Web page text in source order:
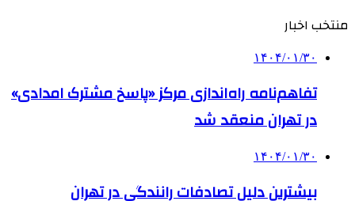
منتخب اخبار
۱۴۰۴/۰۱/۳۰
تفاهم‌نامه راه‌اندازی مرکز «پاسخ مشترک امدادی»
در تهران منعقد شد
۱۴۰۴/۰۱/۳۰
بیشترین دلیل تصادفات رانندگی در تهران